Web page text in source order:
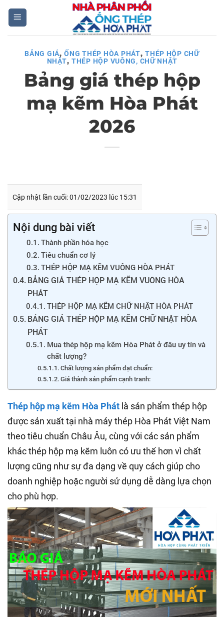
Skip
content
BẢNG GIÁ,ỐNG THÉP HÒA PHÁT,THÉP HỘP CHỮ
NHẬT,THÉP HỘP VUÔNG, CHỮ NHẬT
Bảng giá thép hộp
mạ kẽm Hòa Phát
2026
Cập nhật lần cuối: 01/02/2023 lúc 15:31
Nội dung bài viết
Thành phần hóa học
Tiêu chuẩn cơ lý
THÉP HỘP MẠ KẼM VUÔNG HÒA PHÁT
BẢNG GIÁ THÉP HỘP MẠ KẼM VUÔNG HÒA
PHÁT
THÉP HỘP MẠ KẼM CHỮ NHẬT HÒA PHÁT
BẢNG GIÁ THÉP HỘP MẠ KẼM CHỮ NHẬT HÒA
PHÁT
Mua thép hộp mạ kẽm Hòa Phát ở đâu uy tín và
chất lượng?
Chất lượng sản phẩm đạt chuẩn:
Giá thành sản phẩm cạnh tranh:
Thép hộp mạ kẽm Hòa Phát là sản phẩm thép hộp
được sản xuất tại nhà máy thép Hòa Phát Việt Nam
theo tiêu chuẩn Châu Âu, cùng với các sản phẩm
khác thép hộp mạ kẽm luôn có ưu thế hơn vì chất
lượng cũng như sự đa dạng về quy cách giúp cho
doanh nghiệp hoặc người sử dụng dễ dàng lựa chọn
cho phù hợp.